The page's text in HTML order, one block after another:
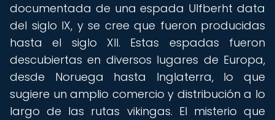
documentada de una espada Ulfberht data
del siglo IX, y se cree que fueron producidas
hasta el siglo XII. Estas espadas fueron
descubiertas en diversos lugares de Europa,
desde Noruega hasta Inglaterra, lo que
sugiere un amplio comercio y distribución a lo
largo de las rutas vikingas. El misterio que